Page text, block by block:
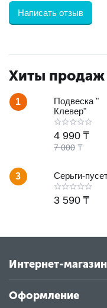
Написать отзыв
Хиты продаж
1
Подвеска "
Клевер"
7 000 ₸
4 990 ₸
3 Серьги-
3 590 ₸
Интернет-магазин
Оформление